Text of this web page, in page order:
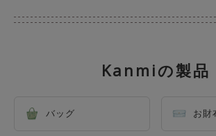
Kanmiの製品
バッグ お財